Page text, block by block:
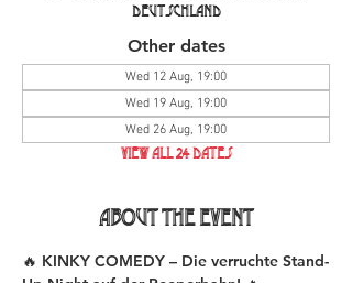
Deutschland
Other dates
Wed 12 Aug, 19:00
Wed 19 Aug, 19:00
Wed 26 Aug, 19:00
View all 24 dates
About the event
🔥 KINKY COMEDY – Die verruchte Stand-